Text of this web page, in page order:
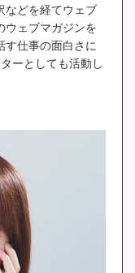
などを経てウェブ
ウェブマガジンを
す仕事の面白さに
ーとしても活動し